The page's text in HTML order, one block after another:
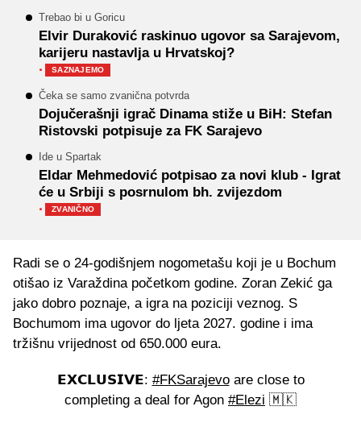
Trebao bi u Goricu
Elvir Duraković raskinuo ugovor sa Sarajevom,
karijeru nastavlja u Hrvatskoj?
· SAZNAJEMO
Čeka se samo zvanična potvrda
Dojučerašnji igrač Dinama stiže u BiH: Stefan
Ristovski potpisuje za FK Sarajevo
Ide u Spartak
Eldar Mehmedović potpisao za novi klub - Igrat
će u Srbiji s posrnulom bh. zvijezdom
· ZVANIČNO
Radi se o 24-godišnjem nogometašu koji je u Bochum
otišao iz Varaždina početkom godine. Zoran Zekić ga
jako dobro poznaje, a igra na poziciji veznog. S
Bochumom ima ugovor do ljeta 2027. godine i ima
tržišnu vrijednost od 650.000 eura.
𝗘𝗫𝗖𝗟𝗨𝗦𝗜𝗩𝗘: #FKSarajevoare close to
completing a deal for Agon #Elezi 🇲🇰